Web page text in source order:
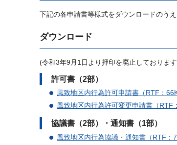
下記の各申請書等様式をダウンロードのう
ダウンロード
(令和3年9月1日より押印を廃止しておりま
許可書（2部）
風致地区内行為許可申請書（RTF：
風致地区内行為許可変更申請書（RTF
協議書（2部）・通知書（1部）
風致地区内行為協議・通知書（RTF：